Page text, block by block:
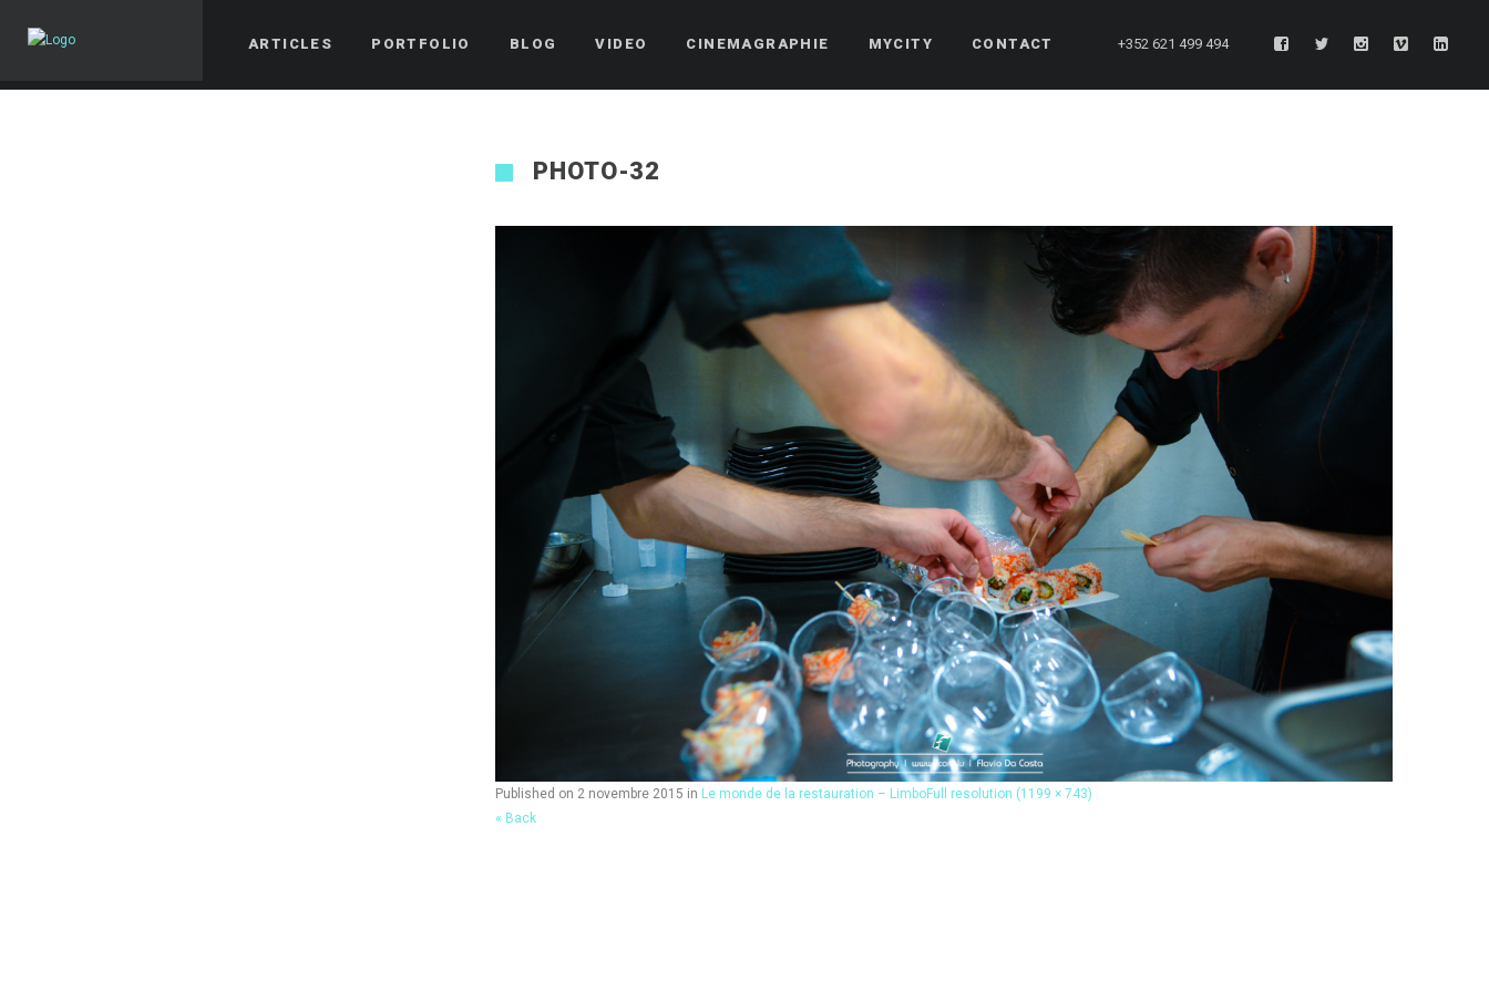
ARTICLES PORTFOLIO BLOG VIDEO CINEMAGRAPHIE MYCITY CONTACT +352 621 499 494
PHOTO-32
Published on 2 novembre 2015 in Le monde de la restauration – LimboFull resolution (1199 × 743)
« Back